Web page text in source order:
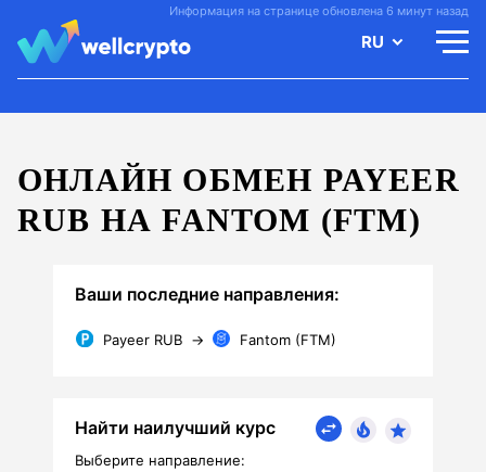
Информация на странице обновлена 6 минут назад
RU
ОНЛАЙН ОБМЕН PAYEER
RUB НА FANTOM (FTM)
Ваши последние направления:
Payeer RUB → Fantom (FTM)
Найти наилучший курс
Выберите направление: